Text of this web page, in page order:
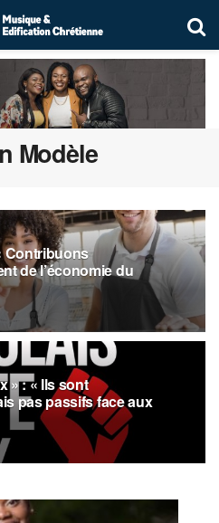
Modèle
Contribuons
de l’économie du
» : « Ils sont
pas passifs face aux